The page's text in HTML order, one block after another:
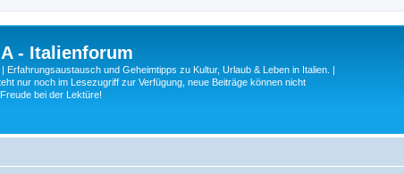
- Italienforum
Erfahrungsaustausch und Geheimtipps zu Kultur, Urlaub & Leben in Italien. |
nur noch im Lesezugriff zur Verfügung, neue Beiträge können nicht
bei der Lektüre!